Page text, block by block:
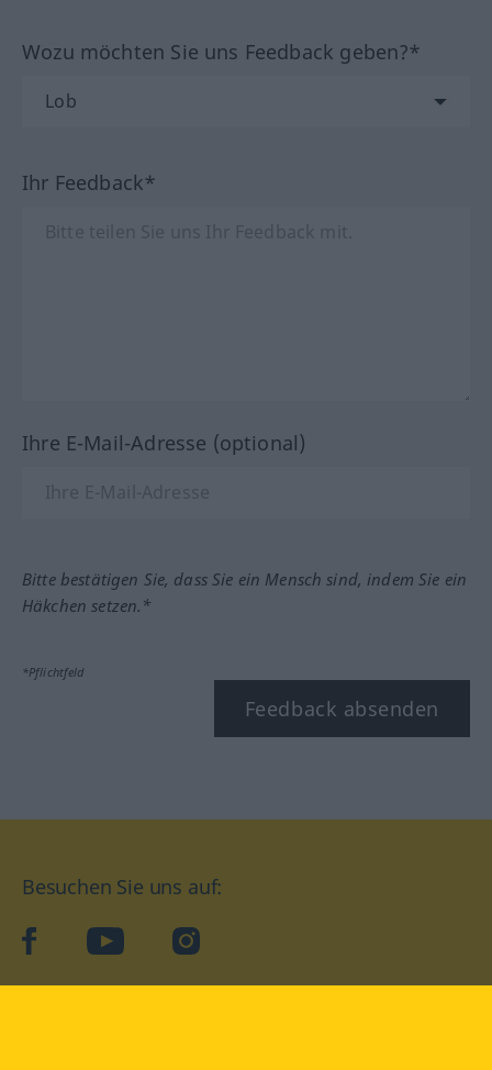
Wozu möchten Sie uns Feedback geben?*
Ihr Feedback*
Ihre E-Mail-Adresse (optional)
Bitte bestätigen Sie, dass Sie ein Mensch sind, indem Sie ein
Häkchen setzen.*
*Pflichtfeld
Feedback absenden
Besuchen Sie uns auf:
facebookYouTube Instagram